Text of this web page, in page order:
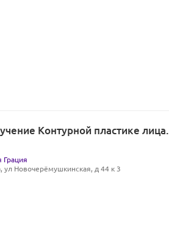
Контурной пластике лица.
Грация
ул Новочерёмушкинская, д 44 к 3